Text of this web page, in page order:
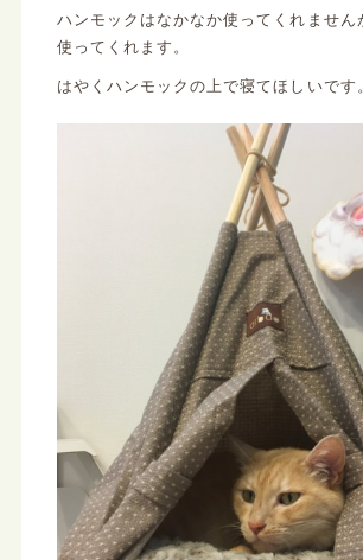
ハンモックはなかなか使ってくれません
使ってくれます。
はやくハンモックの上で寝てほしいです。